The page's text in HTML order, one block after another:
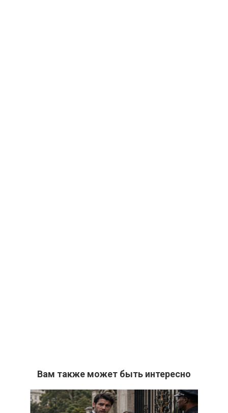
Вам также может быть интересно